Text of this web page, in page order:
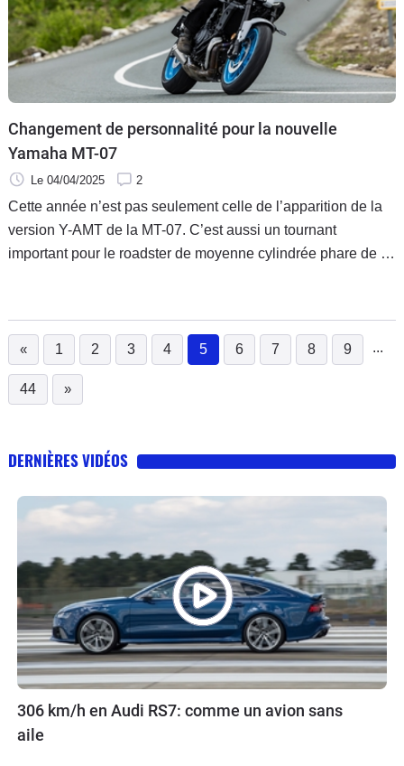
Changement de personnalité pour la nouvelle
Yamaha MT-07
Le 04/04/2025 2
Cette année n’est pas seulement celle de l’apparition de la
version Y-AMT de la MT-07. C’est aussi un tournant
important pour le roadster de moyenne cylindrée phare de la
plus de moteur, mais perd-elle quelque chose au passage ?
«
1 2 3 4 5
(current)
6 7 8 9 ...
44 »
DERNIÈRES VIDÉOS
306 km/h en Audi RS7: comme un avion sans
aile